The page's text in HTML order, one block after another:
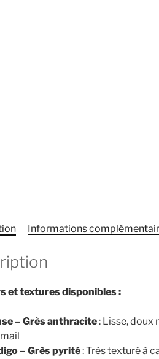
Informations
et textures disponibles :
– Grès anthracite: Lisse, doux
– Grès pyrité: Très texturé à